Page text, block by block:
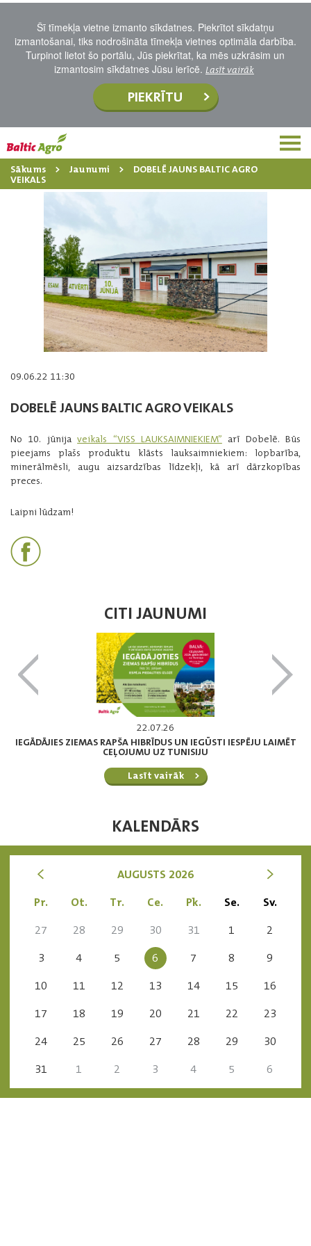
Šī tīmekļa vietne izmanto sīkdatnes. Piekrītot sīkdatņu
izmantošanai, tiks nodrošināta tīmekļa vietnes optimāla darbība.
Turpinot lietot šo portālu, Jūs piekrītat, ka mēs uzkrāsim un
izmantosim sīkdatnes Jūsu ierīcē. Lasīt vairāk
PIEKRĪTU
Sākums Jaunumi
DOBELĒ JAUNS BALTIC AGRO
VEIKALS
09.06.22 11:30
DOBELĒ JAUNS BALTIC AGRO VEIKALS
No 10. jūnijaveikals “VISS LAUKSAIMNIEKIEM” arī Dobelē. Būs
pieejams plašs produktu klāsts lauksaimniekiem: lopbarība,
minerālmēsli, augu aizsardzības līdzekļi, kā arī dārzkopības
preces.
Laipni lūdzam!
CITI JAUNUMI
22.07.26
IEGĀDĀJIES ZIEMAS RAPŠA HIBRĪDUS UN IEGŪSTI IESPĒJU LAIMĒT
CEĻOJUMU UZ TUNISIJU
Lasīt vairāk
KALENDĀRS
< AUGUSTS 2026 >
Pr. Ot. Tr. Ce. Pk. Se.
Sv.
27
28 29 30 31 1
2
3
4 5 6 7 8
9
10
11 12 13 14 15
16
17
18 19 20 21 22
23
24
25 26 27 28 29
30
31
1 2 3 4 5 6